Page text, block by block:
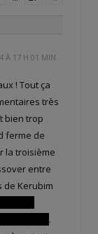
À 17 H 01 MIN
! Tout ça
très
bien trop
ferme de
la troisième
entre
de Kerubim
.